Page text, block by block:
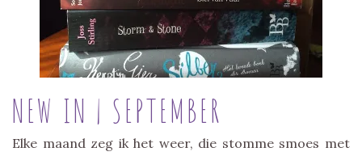
NEW IN | SEPTEMBER
Elke maand zeg ik het weer, die stomme smoes met